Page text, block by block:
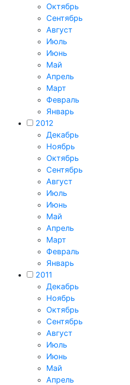
Октябрь
Сентябрь
Август
Июль
Июнь
Май
Апрель
Март
Февраль
Январь
2012
Декабрь
Ноябрь
Октябрь
Сентябрь
Август
Июль
Июнь
Май
Апрель
Март
Февраль
Январь
2011
Декабрь
Ноябрь
Октябрь
Сентябрь
Август
Июль
Июнь
Май
Апрель